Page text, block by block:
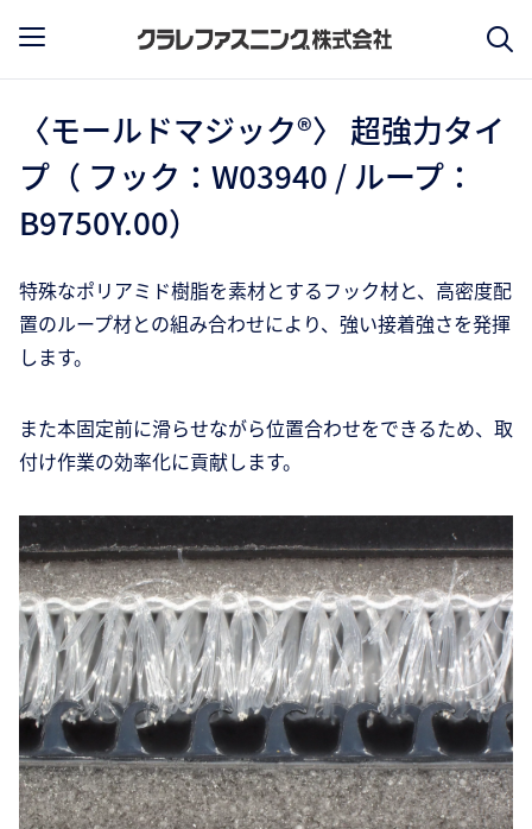
〈モールドマジック®〉 超強力タイ
プ（ フック：W03940 / ループ：
B9750Y.00）
特殊なポリアミド樹脂を素材とするフック材と、高密度配
置のループ材との組み合わせにより、強い接着強さを発揮
します。
また本固定前に滑らせながら位置合わせをできるため、取
付け作業の効率化に貢献します。